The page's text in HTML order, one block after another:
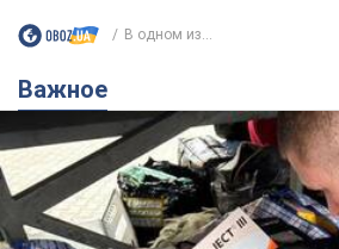
В одном из...
Важное